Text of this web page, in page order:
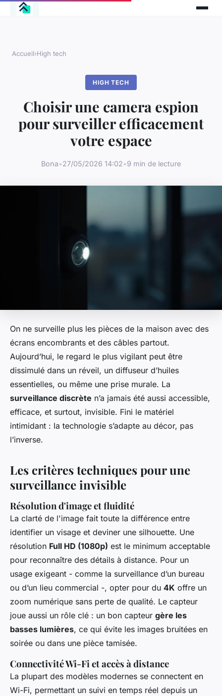
Accueil›High tech
HIGH TECH
Choisir une camera espion
pour surveiller efficacement
votre espace
Bona•27/05/2026 14:02•9 min de lecture
On ne surveille plus les pièces de la maison avec des
écrans encombrants et des câbles partout.
Aujourd’hui, le regard le plus vigilant peut être
dissimulé dans un réveil, un diffuseur d’huiles
essentielles, ou même une prise murale. La
surveillance discrète n’a jamais été aussi accessible,
efficace, et surtout, invisible. Fini le matériel
intimidant : la technologie s’adapte au décor, pas
l’inverse.
Les critères techniques pour une
surveillance invisible
Résolution d'image et fluidité
La clarté de l'image fait toute la différence entre
identifier un visage et deviner une silhouette. Une
résolution Full HD (1080p) est le minimum acceptable
pour reconnaître des détails à distance. Pour un
usage exigeant - comme la surveillance d’un bureau
ou d’un lieu commercial -, opter pour du 4K offre un
zoom numérique sans perte de qualité. Le capteur
joue aussi un rôle clé : un bon capteur gère les
basses lumières, ce qui évite les images bruitées en
soirée ou dans une pièce tamisée.
Connectivité Wi-Fi et accès à distance
La plupart des modèles modernes se connectent en
Wi-Fi, permettant un suivi en temps réel depuis un